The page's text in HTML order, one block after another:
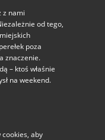
z nami
od tego,
poza
znaczenie.
– ktoś właśnie
na weekend.
cookies, aby